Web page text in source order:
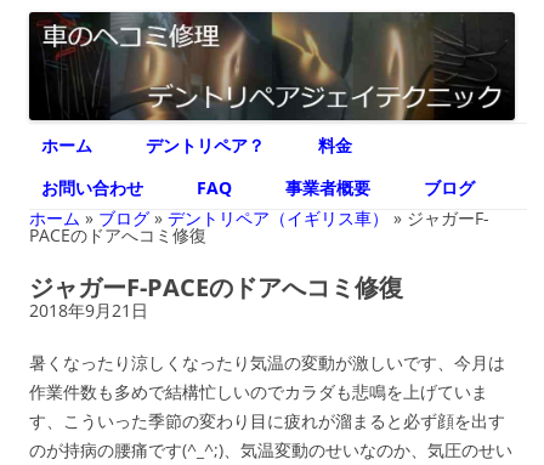
デントリペア ジェイテクニック
車のヘコミ修理専門 神奈川県横浜市 デントリペア ジェイテクニック
ン
ツ
へ
ス
プ
ホーム デントリペア？
料金
お問い合わせ
FAQ 事業者概要
ブログ
ホーム » ブログ » デントリペア（イギリス車） » ジャガーF-
PACEのドアへコミ修復
ジャガーF-PACEのドアへコミ修復
2018年9月21日
暑くなったり涼しくなったり気温の変動が激しいです、今月は
作業件数も多めで結構忙しいのでカラダも悲鳴を上げていま
す、こういった季節の変わり目に疲れが溜まると必ず顔を出す
のが持病の腰痛です(^_^;)、気温変動のせいなのか、気圧のせい